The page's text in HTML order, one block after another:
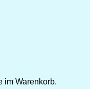
im Warenkorb.